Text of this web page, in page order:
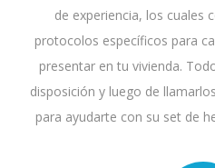
de experiencia, los cuales
protocolos específicos para
presentar en tu vivienda.
disposición y luego de
para ayudarte con su set de